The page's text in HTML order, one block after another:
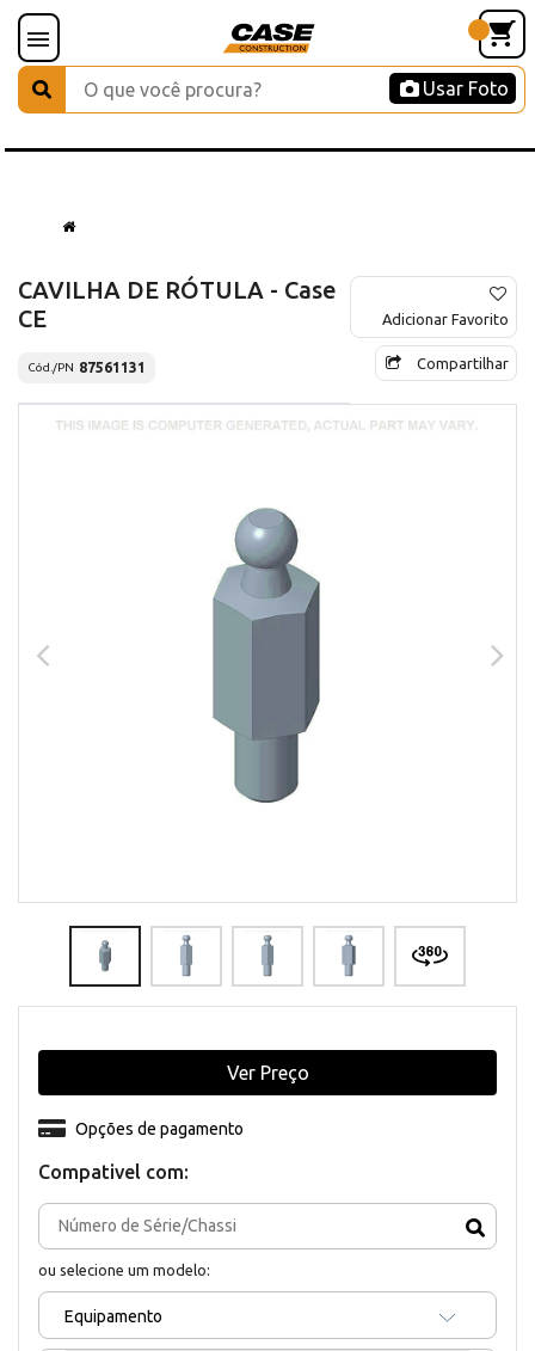
Usar Foto
CAVILHA DE RÓTULA - Case
CE
Cód./PN 87561131
Adicionar Favorito
Compartilhar
Compativel com:
ou selecione um modelo:
Equipamento
Opções de pagamento
Ver Preço